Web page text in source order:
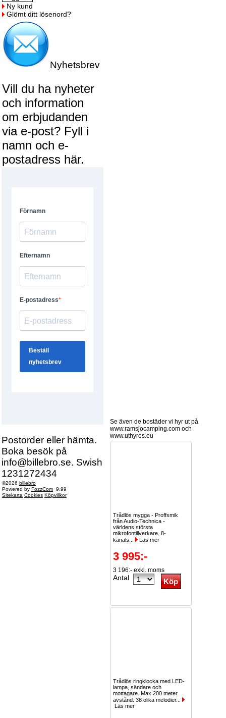
Ny kund
Glömt ditt lösenord?
Nyhetsbrev
Vill du ha nyheter
och information
om erbjudanden
via e-post? Fyll i
namn och e-
postadress här.
Postorder eller hämta.
Boka besök på
info@billebro.se. Swish
1231272434
©2026 billebro
Powered by FozzCom 9.99
Sitekarta Cookies Köpvillkor
Se även de bostäder vi hyr ut på
www.ramsjocamping.com och
www.uthyres.eu
Trådlös mygga - Proffsmik
från Audio-Technica -
världens största
mikrofontillverkare. 8-
kanals...
Läs mer
3 995:-
3 196:- exkl. moms
Antal
Trådlös ringklocka med LED-
lampa, sändare och
mottagare. Max 200 meter
avstånd. 38 olika melodier...
Läs mer